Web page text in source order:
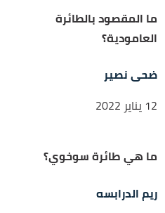
ما المقصود بالطائرة
العامودية؟
ضحى نصير
12 يناير 2022
ما هي طائرة سوخوي؟
ريم الدرابسه